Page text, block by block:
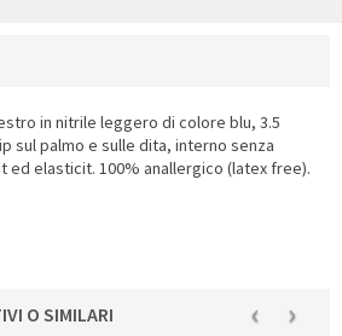
in nitrile leggero di colore blu, 3.5
sul palmo e sulle dita, interno senza
ed elasticit. 100% anallergico (latex free).
O SIMILARI ‹ ›